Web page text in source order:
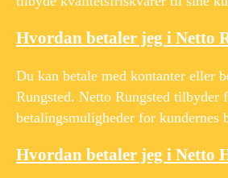
Hvordan betaler jeg i Netto
Du kan betale med kontanter eller
Rungsted. Netto Rungsted tilbyder
betalingsmuligheder for kundernes
Hvordan betaler jeg i Netto